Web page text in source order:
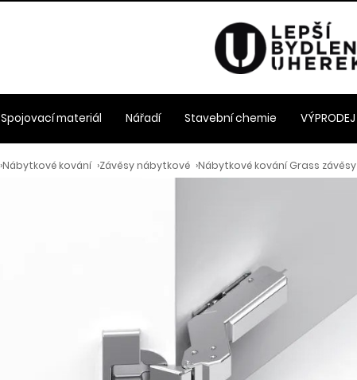
›Nábytkové kování ›Závěsy nábytkové ›Nábytkové kování Grass závěsy
Spojovací materiál Nářadí Stavební chemie VÝPRODEJ